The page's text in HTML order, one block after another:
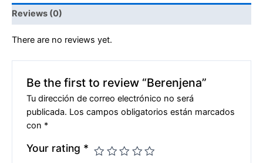
Reviews (0)
There are no reviews yet.
Be the first to review “Berenjena”
Tu dirección de correo electrónico no será
publicada. Los campos obligatorios están marcados
con *
Your rating *